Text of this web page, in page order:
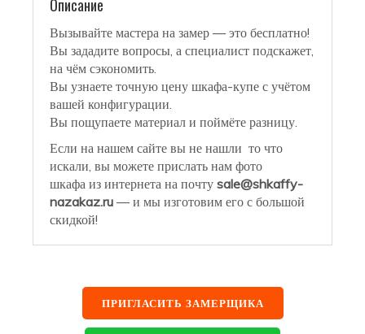
Описание
Вызывайте мастера на замер — это бесплатно!
Вы зададите вопросы, а специалист подскажет,
на чём сэкономить.
Вы узнаете точную цену шкафа-купе с учётом
вашей конфигурации.
Вы пощупаете материал и поймёте разницу.
Если на нашем сайте вы не нашли то что
искали, вы можете прислать нам фото
шкафа из интернета на почту sale@shkaffy-
nazakaz.ru — и мы изготовим его с большой
скидкой!
ПРИГЛАСИТЬ ЗАМЕРЩИКА